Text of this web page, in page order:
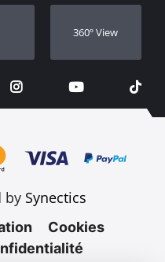
360º View
by Synectics
Cookies